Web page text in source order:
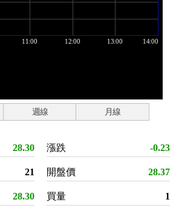
週線 月線
28.30
21
28.30
漲跌 -0.23
開盤價 28.37
買量 1